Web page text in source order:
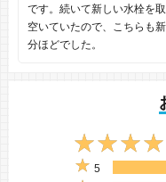
です。続いて新しい水栓を
空いていたので、こちらも
分ほどでした。
5